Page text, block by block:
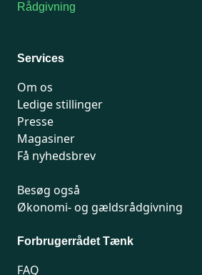
Rådgivning
Services
Om os
Ledige stillinger
Presse
Magasiner
Få nyhedsbrev
Besøg også
Økonomi- og gældsrådgivning
Forbrugerrådet Tænk
FAQ